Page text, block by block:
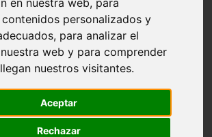
personalizados y
para analizar el
web y para comprender
nuestros visitantes.
Aceptar
Rechazar
artículos
del espino amarillo: conocelas
ahora